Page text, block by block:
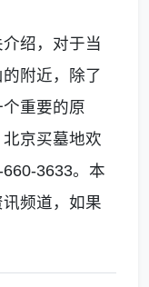
绍，对于当
附近，除了
重要的原
京买墓地欢
3633。本
频道，如果